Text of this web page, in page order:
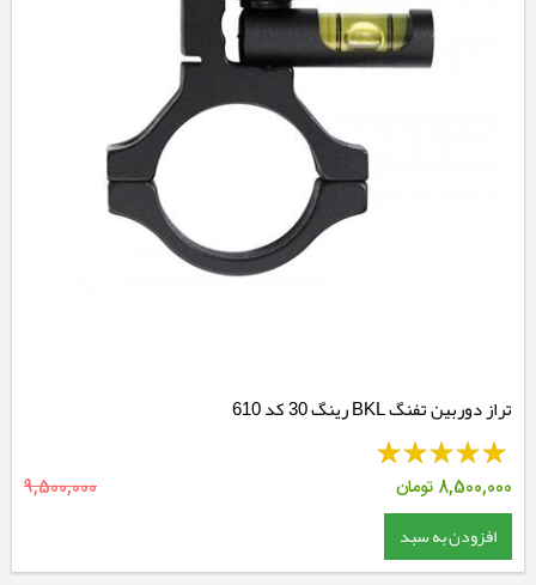
تراز دوربین تفنگ BKL رینگ 30 کد 610
8,500,000 تومان 9,500,000
افزودن به سبد